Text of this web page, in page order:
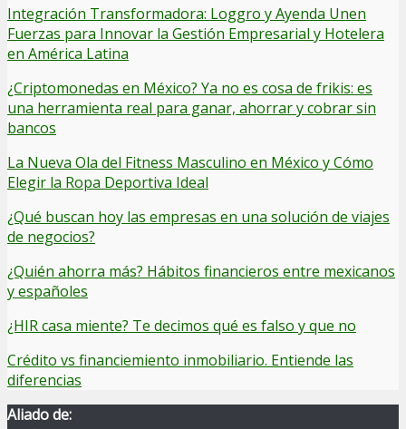
Integración Transformadora: Loggro y Ayenda Unen
Fuerzas para Innovar la Gestión Empresarial y Hotelera
en América Latina
¿Criptomonedas en México? Ya no es cosa de frikis: es
una herramienta real para ganar, ahorrar y cobrar sin
bancos
La Nueva Ola del Fitness Masculino en México y Cómo
Elegir la Ropa Deportiva Ideal
¿Qué buscan hoy las empresas en una solución de viajes
de negocios?
¿Quién ahorra más? Hábitos financieros entre mexicanos
y españoles
¿HIR casa miente? Te decimos qué es falso y que no
Crédito vs financiemiento inmobiliario. Entiende las
diferencias
Aliado de: